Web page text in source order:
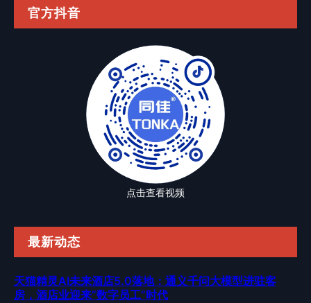
官方抖音
点击查看视频
最新动态
天猫精灵AI未来酒店5.0落地：通义千问大模型进驻客
房，酒店业迎来”数字员工”时代